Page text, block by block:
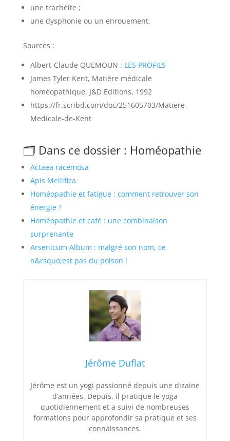
une trachéite ;
une dysphonie ou un enrouement.
Sources :
Albert-Claude QUEMOUN : LES PROFILS
James Tyler Kent, Matière médicale
homéopathique, J&D Editions, 1992
https://fr.scribd.com/doc/251605703/Matiere-
Medicale-de-Kent
🗂️ Dans ce dossier : Homéopathie
Actaea racemosa
Apis Mellifica
Homéopathie et fatigue : comment retrouver son
énergie ?
Homéopathie et café : une combinaison
surprenante
Arsenicum Album : malgré son nom, ce
n&rsquo;est pas du poison !
Jérôme Duflat
Jérôme est un yogi passionné depuis une dizaine
d’années. Depuis, il pratique le yoga
quotidiennement et a suivi de nombreuses
formations pour approfondir sa pratique et ses
connaissances.